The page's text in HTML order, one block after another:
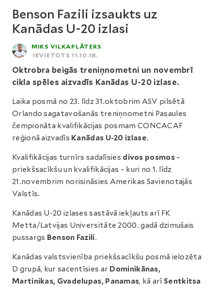
Benson Fazili izsaukts uz
Kanādas U-20 izlasi
MIKS VILKAPLĀTERS
IEVIETOTS 11.10.18.
Oktrobra beigās treniņnometni un novembrī
cikla spēles aizvadīs Kanādas U-20 izlase.
Laika posmā no 23. līdz 31.oktobrim ASV pilsētā
Orlando sagatavošanās treniņnometni Pasaules
čempionāta kvalifikācijas posmam CONCACAF
reģionā aizvadīs Kanādas U-20 izlase.
Kvalifikācijas turnīrs sadalīsies divos posmos–
priekšsacīkšu un kvalifikācijas – kuri no 1. līdz
21.novembrim norisināsies Amerikas Savienotajās
Valstīs.
Kanādas U-20 izlases sastāvā iekļauts arī FK
Metta/Latvijas Universitāte 2000. gadā dzimušais
pussargs Benson Fazili.
Kanādas valstsvienība priekšsacīkšu posmā ielozēta
D grupā, kur sacentīsies ar Dominikānas,
Martinikas, Gvadelupas, Panamas, kā arīSentkitsa